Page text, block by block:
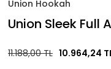
Union Hookah
Union Sleek Full
11.188,00 TL 10.964,24